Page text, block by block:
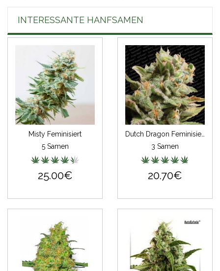
INTERESSANTE HANFSAMEN
Misty Feminisiert
5 Samen
25.00€
3 Samen
20.70€